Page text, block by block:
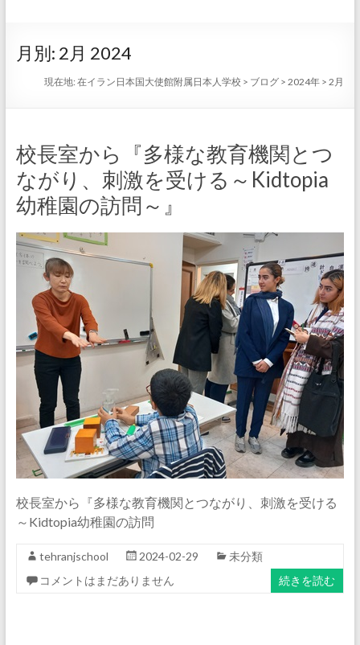
月別: 2月 2024
現在地:在イラン日本国大使館附属日本人学校 > ブログ >2024年 >2月
校長室から『多様な教育機関とつ
ながり、刺激を受ける～Kidtopia
幼稚園の訪問～』
校長室から『多様な教育機関とつながり、刺激を受ける
～Kidtopia幼稚園の訪問
tehranjschool 2024-02-29
未分類
コメントはまだありません
続きを読む